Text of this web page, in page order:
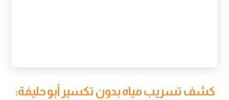
كشف تسريب مياه بدون تكسير أبو حليفة: